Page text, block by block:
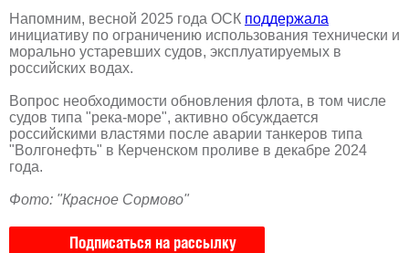
Напомним, весной 2025 года ОСК поддержала
инициативу по ограничению использования технически и
морально устаревших судов, эксплуатируемых в
российских водах.
Вопрос необходимости обновления флота, в том числе
судов типа "река-море", активно обсуждается
российскими властями после аварии танкеров типа
"Волгонефть" в Керченском проливе в декабре 2024
года.
Фото: "Красное Сормово"
Подписаться на рассылку